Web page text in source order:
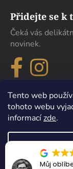
Tento web
tohoto webu
informacízde.
Přidejte se k
Čeká vás
novinek.
Můj